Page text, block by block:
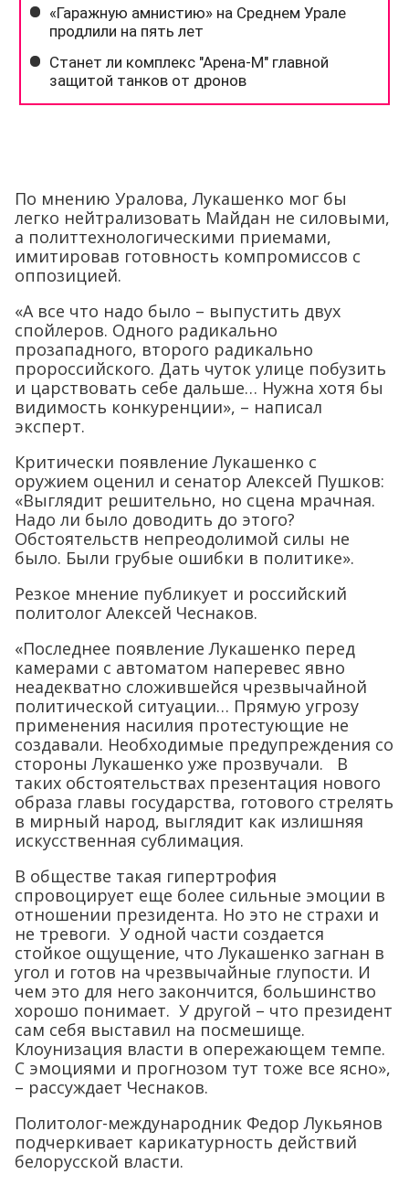
По мнению Уралова, Лукашенко мог бы
легко нейтрализовать Майдан не силовыми,
а политтехнологическими приемами,
имитировав готовность компромиссов с
оппозицией.
«А все что надо было – выпустить двух
спойлеров. Одного радикально
прозападного, второго радикально
пророссийского. Дать чуток улице побузить
и царствовать себе дальше… Нужна хотя бы
видимость конкуренции», – написал
эксперт.
Критически появление Лукашенко с
оружием оценил и сенатор Алексей Пушков:
«Выглядит решительно, но сцена мрачная.
Надо ли было доводить до этого?
Обстоятельств непреодолимой силы не
было. Были грубые ошибки в политике».
Резкое мнение публикует и российский
политолог Алексей Чеснаков.
«Последнее появление Лукашенко перед
камерами с автоматом наперевес явно
неадекватно сложившейся чрезвычайной
политической ситуации… Прямую угрозу
применения насилия протестующие не
создавали. Необходимые предупреждения со
стороны Лукашенко уже прозвучали. В
таких обстоятельствах презентация нового
образа главы государства, готового стрелять
в мирный народ, выглядит как излишняя
искусственная сублимация.
В обществе такая гипертрофия
спровоцирует еще более сильные эмоции в
отношении президента. Но это не страхи и
не тревоги. У одной части создается
стойкое ощущение, что Лукашенко загнан в
угол и готов на чрезвычайные глупости. И
чем это для него закончится, большинство
хорошо понимает. У другой – что президент
сам себя выставил на посмешище.
Клоунизация власти в опережающем темпе.
С эмоциями и прогнозом тут тоже все ясно»,
– рассуждает Чеснаков.
Политолог-международник Федор Лукьянов
подчеркивает карикатурность действий
белорусской власти.